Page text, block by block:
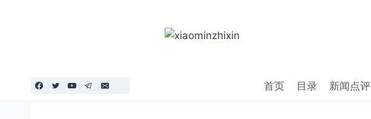
首页 目录 新闻点评